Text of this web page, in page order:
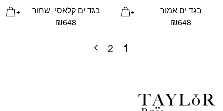
בגד ים אמור
₪648
בגד ים קלאסי- שחור
₪648
1
2